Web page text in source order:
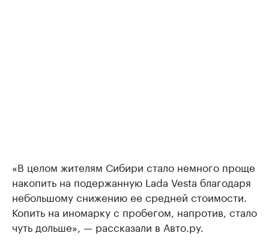
«В целом жителям Сибири стало немного проще
накопить на подержанную Lada Vesta благодаря
небольшому снижению ее средней стоимости.
Копить на иномарку с пробегом, напротив, стало
чуть дольше», — рассказали в Авто.ру.